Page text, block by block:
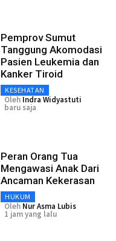
Pemprov Sumut
Tanggung Akomodasi
Pasien Leukemia dan
Kanker Tiroid
KESEHATAN
Oleh Indra Widyastuti
baru saja
Peran Orang Tua
Mengawasi Anak Dari
Ancaman Kekerasan
HUKUM
Oleh Nur Asma Lubis
1 jam yang lalu